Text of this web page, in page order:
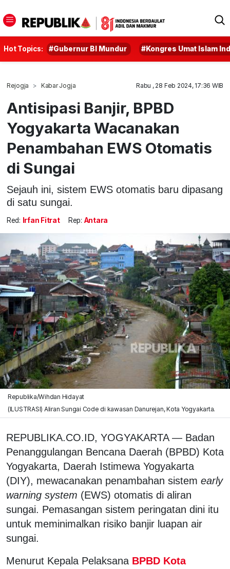
Hot Topics: #Gubernur BI Mundur #Kongres Umat Islam
Rejogja Kabar Jogja Rabu , 28 Feb 2024, 17:36 WIB
Antisipasi Banjir, BPBD
Yogyakarta Wacanakan
Penambahan EWS Otomatis
di Sungai
Sejauh ini, sistem EWS otomatis baru dipasang
di satu sungai.
Red: Irfan Fitrat Rep: Antara
Republika/Wihdan Hidayat
(ILUSTRASI) Aliran Sungai Code di kawasan Danurejan, Kota Yogyakarta.
REPUBLIKA.CO.ID, YOGYAKARTA — Badan
Penanggulangan Bencana Daerah (BPBD) Kota
Yogyakarta, Daerah Istimewa Yogyakarta
(DIY), mewacanakan penambahan sistem early
warning system (EWS) otomatis di aliran
sungai. Pemasangan sistem peringatan dini itu
untuk meminimalkan risiko banjir luapan air
sungai.
Menurut Kepala Pelaksana BPBD Kota